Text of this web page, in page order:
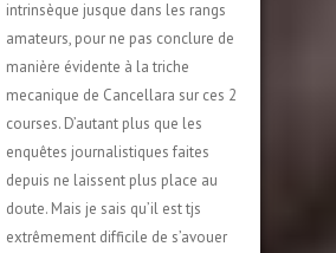
intrinsèque jusque dans les rangs
amateurs, pour ne pas conclure de
manière évidente à la triche
mecanique de Cancellara sur ces 2
courses. D’autant plus que les
enquêtes journalistiques faites
depuis ne laissent plus place au
doute. Mais je sais qu’il est tjs
extrêmement difficile de s’avouer